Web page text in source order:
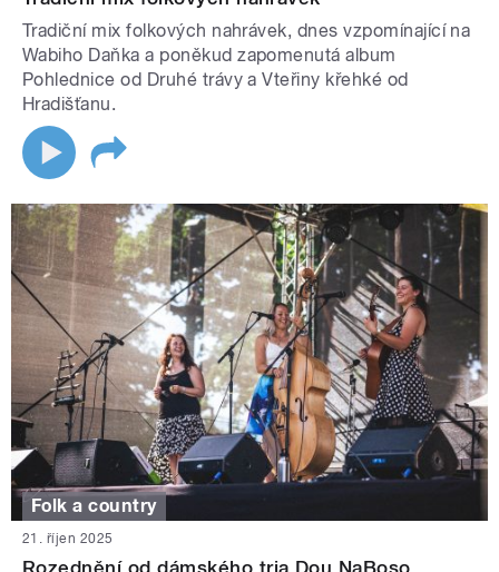
Tradiční mix folkových nahrávek, dnes vzpomínající na
Wabiho Daňka a poněkud zapomenutá album
Pohlednice od Druhé trávy a Vteřiny křehké od
Hradišťanu.
Folk a country
21. říjen 2025